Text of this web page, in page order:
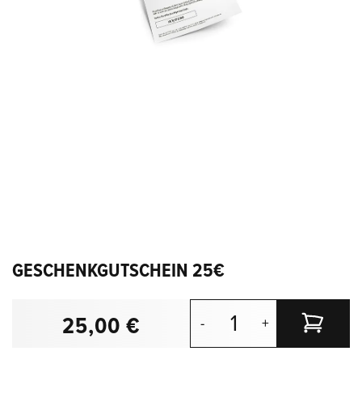
GESCHENKGUTSCHEIN 25€
25,00 € - +